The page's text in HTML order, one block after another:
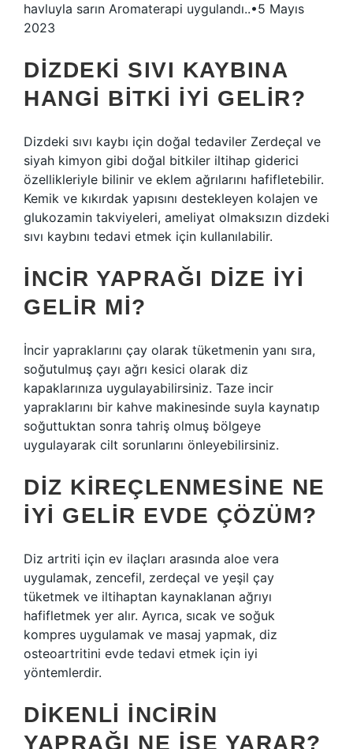
havluyla sarın Aromaterapi uygulandı..•5 Mayıs
2023
DIZDEKI SIVI KAYBINA
HANGI BITKI IYI GELIR?
Dizdeki sıvı kaybı için doğal tedaviler Zerdeçal ve
siyah kimyon gibi doğal bitkiler iltihap giderici
özellikleriyle bilinir ve eklem ağrılarını hafifletebilir.
Kemik ve kıkırdak yapısını destekleyen kolajen ve
glukozamin takviyeleri, ameliyat olmaksızın dizdeki
sıvı kaybını tedavi etmek için kullanılabilir.
İNCIR YAPRAĞI DIZE IYI
GELIR MI?
İncir yapraklarını çay olarak tüketmenin yanı sıra,
soğutulmuş çayı ağrı kesici olarak diz
kapaklarınıza uygulayabilirsiniz. Taze incir
yapraklarını bir kahve makinesinde suyla kaynatıp
soğuttuktan sonra tahriş olmuş bölgeye
uygulayarak cilt sorunlarını önleyebilirsiniz.
DIZ KIREÇLENMESINE NE
IYI GELIR EVDE ÇÖZÜM?
Diz artriti için ev ilaçları arasında aloe vera
uygulamak, zencefil, zerdeçal ve yeşil çay
tüketmek ve iltihaptan kaynaklanan ağrıyı
hafifletmek yer alır. Ayrıca, sıcak ve soğuk
kompres uygulamak ve masaj yapmak, diz
osteoartritini evde tedavi etmek için iyi
yöntemlerdir.
DIKENLI INCIRIN
YAPRAĞI NE IŞE YARAR?